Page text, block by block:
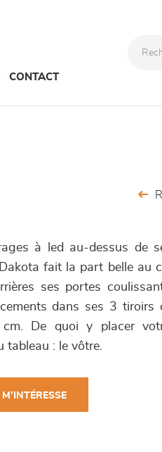
CONTACT
à led au-dessus de
fait la part belle au
ses portes
dans ses 3 tiroirs
De quoi y placer
tableau : le vôtre.